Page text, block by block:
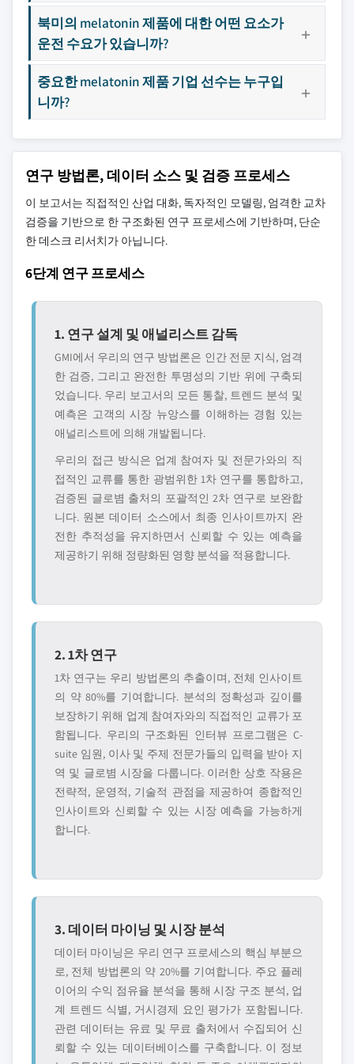
북미의 melatonin 제품에 대한 어떤 요소가
운전 수요가 있습니까?
중요한 melatonin 제품 기업 선수는 누구입
니까?
연구 방법론, 데이터 소스 및 검증 프로세스
이 보고서는 직접적인 산업 대화, 독자적인 모델링, 엄격한 교차
검증을 기반으로 한 구조화된 연구 프로세스에 기반하며, 단순
한 데스크 리서치가 아닙니다.
6단계 연구 프로세스
1. 연구 설계 및 애널리스트 감독
GMI에서 우리의 연구 방법론은 인간 전문 지식, 엄격
한 검증, 그리고 완전한 투명성의 기반 위에 구축되
었습니다. 우리 보고서의 모든 통찰, 트렌드 분석 및
예측은 고객의 시장 뉴앙스를 이해하는 경험 있는
애널리스트에 의해 개발됩니다.
우리의 접근 방식은 업계 참여자 및 전문가와의 직
접적인 교류를 통한 광범위한 1차 연구를 통합하고,
검증된 글로볌 출처의 포괄적인 2차 연구로 보완합
니다. 원본 데이터 소스에서 최종 인사이트까지 완
전한 추적성을 유지하면서 신뢰할 수 있는 예측을
제공하기 위해 정량화된 영향 분석을 적용합니다.
2. 1차 연구
1차 연구는 우리 방법론의 추출이며, 전체 인사이트
의 약 80%를 기여합니다. 분석의 정확성과 깊이를
보장하기 위해 업계 참여자와의 직접적인 교류가 포
함됩니다. 우리의 구조화된 인터뷰 프로그램은 C-
suite 임원, 이사 및 주제 전문가들의 입력을 받아 지
역 및 글로볌 시장을 다룹니다. 이러한 상호 작용은
전략적, 운영적, 기술적 관점을 제공하여 종합적인
인사이트와 신뢰할 수 있는 시장 예측을 가능하게
합니다.
3. 데이터 마이닝 및 시장 분석
데이터 마이닝은 우리 연구 프로세스의 핵심 부분으
로, 전체 방법론의 약 20%를 기여합니다. 주요 플레
이어의 수익 점유율 분석을 통해 시장 구조 분석, 업
계 트렌드 식별, 거시경제 요인 평가가 포함됩니다.
관련 데이터는 유료 및 무료 출처에서 수집되어 신
뢰할 수 있는 데이터베이스를 구축합니다. 이 정보